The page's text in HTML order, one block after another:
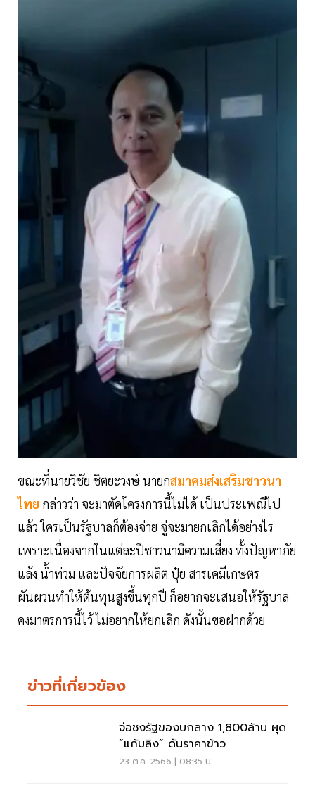
ขณะที่นายวิชัย ชิตยะวงษ์ นายกสมาคมส่งเสริมชาวนา
ไทย กล่าวว่า จะมาตัดโครงการนี้ไม่ได้ เป็นประเพณีไป
แล้ว ใครเป็นรัฐบาลก็ต้องจ่าย จู่จะมายกเลิกได้อย่างไร
เพราะเนื่องจากในแต่ละปีชาวนามีความเสี่ยง ทั้งปัญหาภัย
แล้ง น้ำท่วม และปัจจัยการผลิต ปุ๋ย สารเคมีเกษตร
ผันผวนทำให้ต้นทุนสูงขึ้นทุกปี ก็อยากจะเสนอให้รัฐบาล
คงมาตรการนี้ไว้ ไม่อยากให้ยกเลิก ดังนั้นขอฝากด้วย
ข่าวที่เกี่ยวข้อง
จ่อชงรัฐของบกลาง 1,800ล้าน ผุด
“แก้มลิง” ดันราคาข้าว
23 ต.ค. 2566 | 08:35 น.